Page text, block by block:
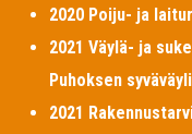
2020 Poiju- ja
2021 Väylä- ja
Puhoksen
2021